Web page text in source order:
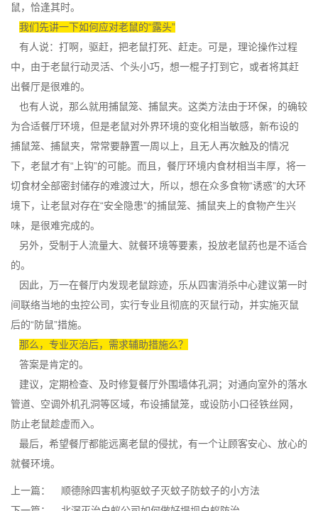
鼠 ，恰逢其时。
我们先讲一下如何应对老鼠的“露头”
有人说：打啊，驱赶，把老鼠打死、赶走。可是，理论操作过程
中，由于老鼠行动灵活、个头小巧，想一棍子打到它，或者将其赶
出餐厅是很难的。
也有人说，那么就用捕鼠笼、 捕鼠夹。这类方法由于环保，的确较
为合适餐厅环境，但是老鼠对外界环境的变化相当敏感，新布设的
捕鼠笼、捕鼠夹，常常要静置一周以上，且无人再次触及的情况
下，老鼠才有“上钩”的可能。而且，餐厅环境内食材相当丰厚，将一
切食材全部密封储存的难渡过大，所以，想在众多食物“诱惑”的大环
境下，让老鼠对存在“安全隐患”的捕鼠笼、捕鼠夹上的食物产生兴
味，是很难完成的。
另外，受制于人流量大、就餐环境等要素，投放老鼠药也是不适合
的。
因此，万一在餐厅内发现老鼠踪迹，乐从四害消杀中心建议第一时
间联络当地的虫控公司，实行专业且彻底的灭鼠行动，并实施灭鼠
后的“防鼠”措施。
那么，专业灭治后，需求辅助措施么？
答案是肯定的。
建议，定期检查、及时修复餐厅外围墙体孔洞；对通向室外的落水
管道、空调外机孔洞等区域，布设捕鼠笼，或设防小口径铁丝网，
防止老鼠趁虚而入。
最后，希望餐厅都能远离老鼠的侵扰，有一个让顾客安心、放心的
就餐环境。
上一篇：
顺德除四害机构驱蚊子灭蚊子防蚊子的小方法